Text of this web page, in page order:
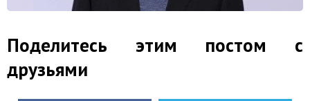
Поделитесь этим постом с
друзьями